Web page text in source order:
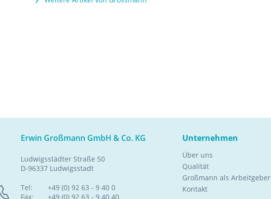
Erwin Großmann GmbH & Co. KG
Ludwigsstädter Straße 50
D-96337 Ludwigsstadt
Tel:
Fax:
+49 (0) 92 63 - 9 40 0
+49 (0) 92 63 - 9 40 40
Unternehmen
Über uns
Qualität
Großmann als Arbeitgeber
Kontakt